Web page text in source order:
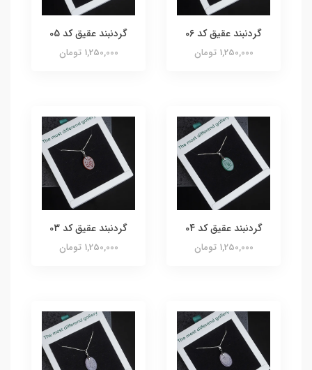
گردنبند عقیق کد 06
1,250,000 تومان
گردنبند عقیق کد 05
1,250,000 تومان
گردنبند عقیق کد 04
1,250,000 تومان
گردنبند عقیق کد 03
1,250,000 تومان